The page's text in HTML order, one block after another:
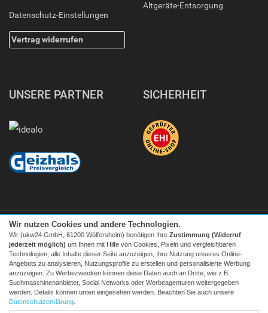
Datenschutz-Einstellungen
Vertrag widerrufen
Altgeräte-Entsorgung
UNSERE PARTNER SICHERHEIT
Facebook| twitter
© 2026 Tecedo
Alle Preise inkl. MwSt. zzgl. Versand | *) Unverbindliche
Wir nutzen Cookies und andere Technologien.
Wir (ukw24 GmbH, 61200 Wölfersheim) benötigen Ihre Zustimmung (Widerruf
jederzeit möglich) um Ihnen mit Hilfe von Cookies, Pixeln und vergleichbaren
Technologien, alle Inhalte dieser Seite anzuzeigen, Ihre Nutzung unseres Online-
Angebots zu analysieren, Nutzungsprofile zu erstellen und personalisierte Werbung
anzuzeigen. Zu Werbezwecken können diese Daten auch an Dritte, wie z.B.
Suchmaschinenanbieter, Social Networks oder Werbeagenturen weitergegeben
werden. Details können unten eingesehen werden. Beachten Sie auch unsere
Datenschutzerklärung